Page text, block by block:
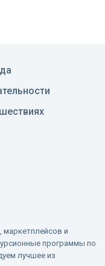
маркетплейсов и
программы по
лучшее из